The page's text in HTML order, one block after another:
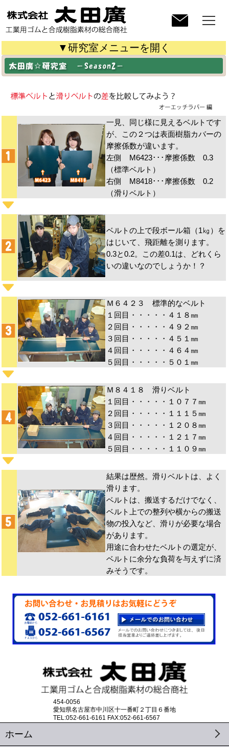
▼研究室メニューを開く
一見、同じ様に見えるベルトです
が、この２つは表面樹脂カバーの
摩擦係数が違います。
左側 M6423･･･摩擦係数 0.3
（標準ベルト）
右側 M8418･･･摩擦係数 0.2
（滑りベルト）
ベルトの上で段ボール箱（1㎏）を
はじいて、飛距離を測ります。
0.3と0.2。この差0.1は、どれくら
いの違いなのでしょうか！？
Ｍ６４２３ 標準的なベルト
１回目・・・・・４１８㎜
２回目・・・・・４９２㎜
３回目・・・・・４５１㎜
４回目・・・・・４６４㎜
５回目・・・・・５０１㎜
Ｍ８４１８ 滑りベルト
１回目・・・・・１０７７㎜
２回目・・・・・１１１５㎜
３回目・・・・・１２０８㎜
４回目・・・・・１２１７㎜
５回目・・・・・１１０９㎜
結果は歴然。滑りベルトは、よく
滑ります。
ベルトは、搬送するだけでなく、
ベルト上での整列や横からの搬送
物の投入など、滑りが必要な場合
があります。
用途に合わせたベルトの選定が、
ベルトに余分な負荷を与えずに済
みそうです。
454-0056
愛知県名古屋市中川区十一番町２丁目６番地
TEL:052-661-6161 FAX:052-661-6567
ホーム